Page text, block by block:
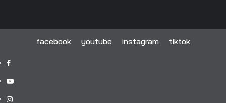
facebook youtube instagram tiktok
facebook
youtube
instagram